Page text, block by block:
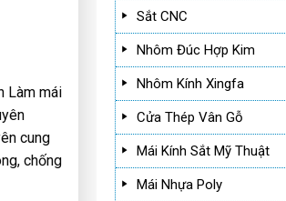
Làm mái
cung
chống
Sắt CNC
Nhôm Đúc Hợp Kim
Nhôm Kính Xingfa
Cửa Thép Vân Gỗ
Mái Kính Sắt Mỹ Thuật
Mái Nhựa Poly